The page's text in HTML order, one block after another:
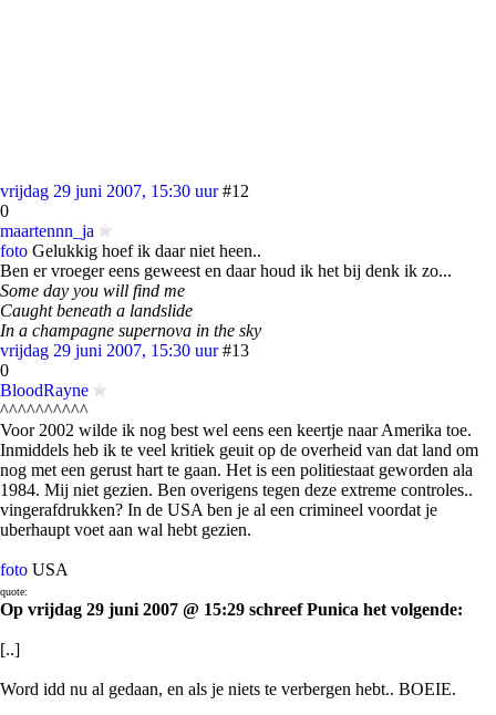
vrijdag 29 juni 2007, 15:30 uur #12
0
maartennn_ja
foto Gelukkig hoef ik daar niet heen..
Ben er vroeger eens geweest en daar houd ik het bij denk ik zo...
Some day you will find me
Caught beneath a landslide
In a champagne supernova in the sky
vrijdag 29 juni 2007, 15:30 uur #13
0
BloodRayne
^^^^^^^^^^
Voor 2002 wilde ik nog best wel eens een keertje naar Amerika toe.
Inmiddels heb ik te veel kritiek geuit op de overheid van dat land om
nog met een gerust hart te gaan. Het is een politiestaat geworden ala
1984. Mij niet gezien. Ben overigens tegen deze extreme controles..
vingerafdrukken? In de USA ben je al een crimineel voordat je
uberhaupt voet aan wal hebt gezien.
foto USA
quote:
Op vrijdag 29 juni 2007 @ 15:29 schreef Punica het volgende:
[..]
Word idd nu al gedaan, en als je niets te verbergen hebt.. BOEIE.